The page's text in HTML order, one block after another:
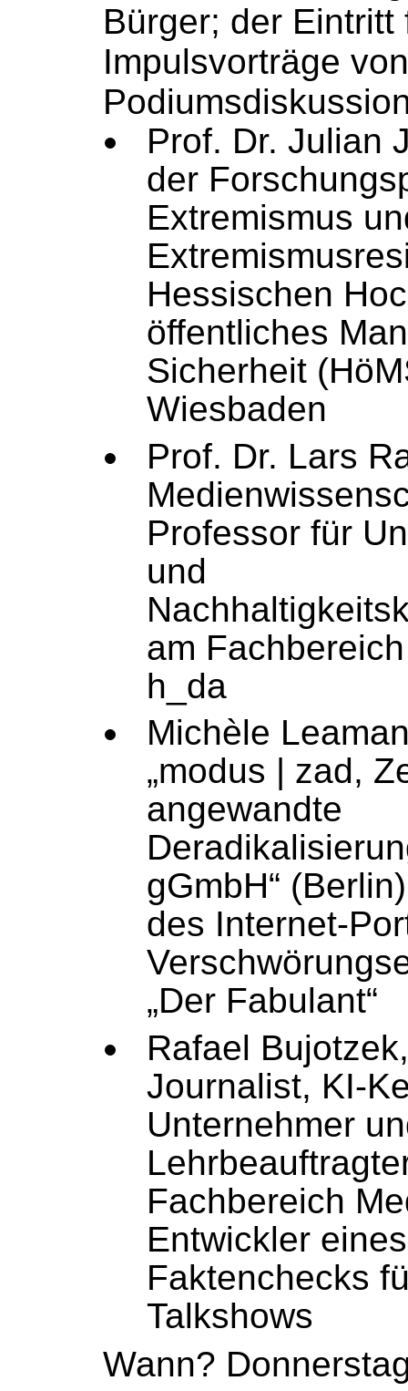
Bürger; der Eintritt
Impulsvorträge
Prof. Dr. Julian
der
Extremismus
Hessischen
öffentliches
Sicherheit
Wiesbaden
Prof. Dr. Lars
Professor für
und
am
h_da
Michèle
„modus | zad,
angewandte
gGmbH“
des Internet-
„Der Fabulant“
Rafael
Journalist, KI-
Unternehmer
Fachbereich
Entwickler
Faktenchecks
Talkshows
Wann?